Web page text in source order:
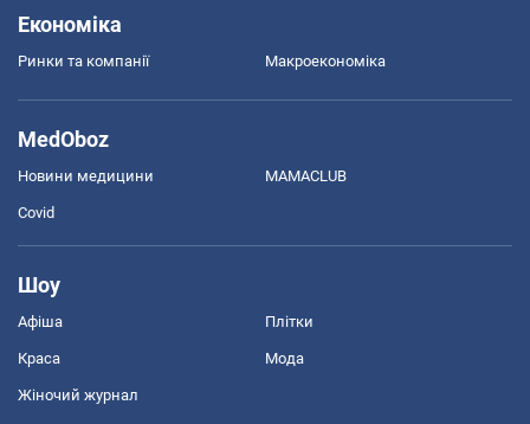
Економіка
Ринки та компанії Макроекономіка
MedOboz
Новини медицини MAMACLUB
Covid
Шоу
Афіша Плітки
Краса Мода
Жіночий журнал